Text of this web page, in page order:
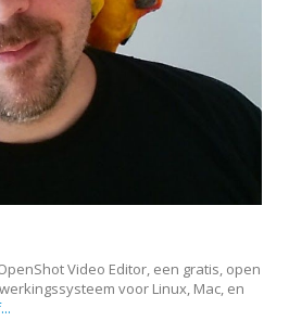
Video Editor, een gratis, open
voor Linux, Mac, en